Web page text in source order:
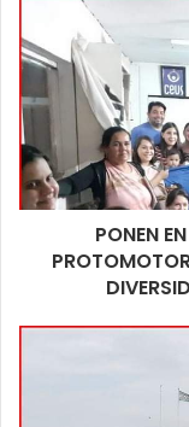
contar con un
coronavirus.
PONEN